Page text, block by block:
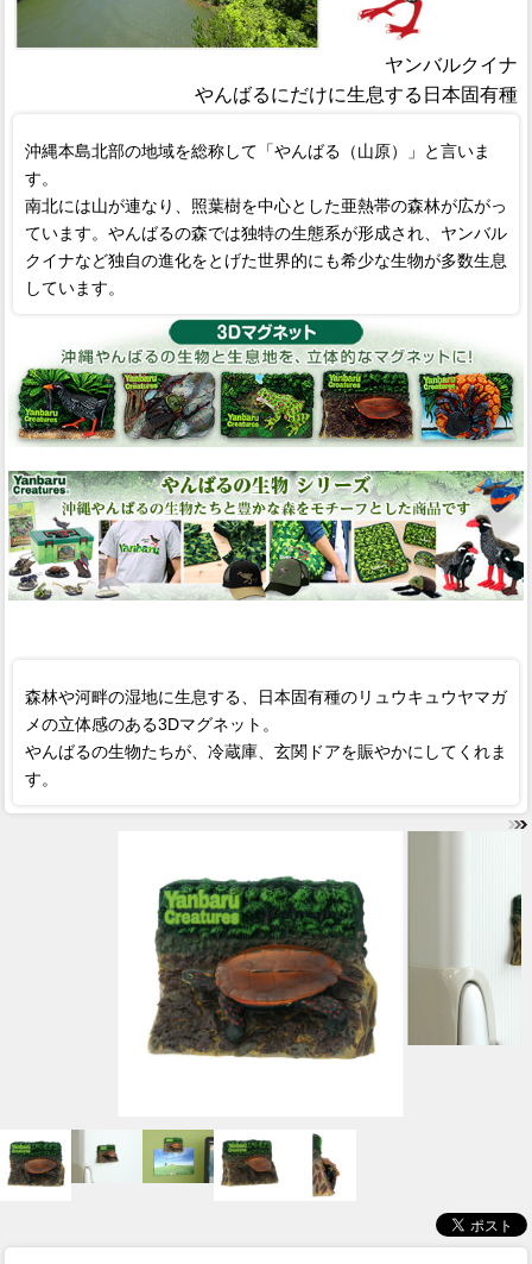
ヤンバルクイナ
やんばるにだけに生息する日本固有種
沖縄本島北部の地域を総称して「やんばる（山原）」と言いま
す。
南北には山が連なり、照葉樹を中心とした亜熱帯の森林が広がっ
ています。やんばるの森では独特の生態系が形成され、ヤンバル
クイナなど独自の進化をとげた世界的にも希少な生物が多数生息
しています。
森林や河畔の湿地に生息する、日本固有種のリュウキュウヤマガ
メの立体感のある3Dマグネット。
やんばるの生物たちが、冷蔵庫、玄関ドアを賑やかにしてくれま
す。